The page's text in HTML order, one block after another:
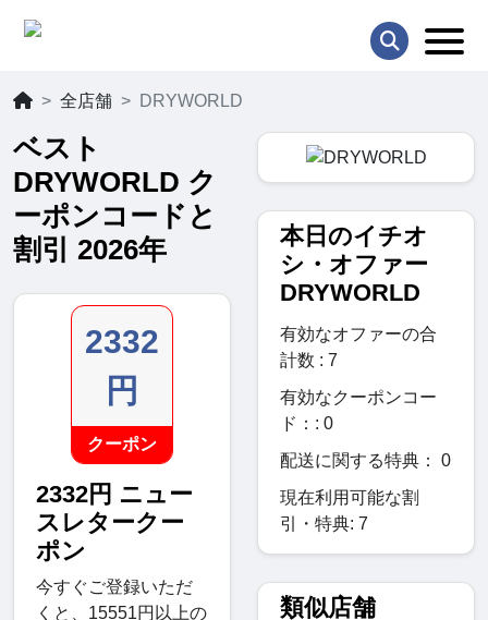
全店舗 DRYWORLD
ベスト
DRYWORLD ク
ーポンコードと
割引 2026年
2332
円
クーポン
2332円 ニュー
スレタークー
ポン
今すぐご登録いただ
くと、15551円以上の
本日のイチオ
シ・オファー
DRYWORLD
有効なオファーの合
計数 : 7
有効なクーポンコー
ド：: 0
配送に関する特典： 0
現在利用可能な割
引・特典: 7
類似店舗